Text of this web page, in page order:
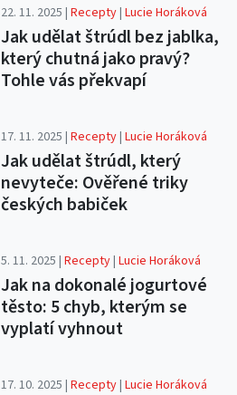
22. 11. 2025 |Recepty|Lucie Horáková
Jak udělat štrúdl bez jablka,
který chutná jako pravý?
Tohle vás překvapí
17. 11. 2025 |Recepty|Lucie Horáková
Jak udělat štrúdl, který
nevyteče: Ověřené triky
českých babiček
5. 11. 2025 |Recepty|Lucie Horáková
Jak na dokonalé jogurtové
těsto: 5 chyb, kterým se
vyplatí vyhnout
17. 10. 2025 |Recepty|Lucie Horáková